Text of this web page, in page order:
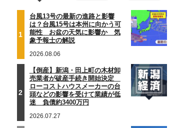
1
台風13号の最新の進路と影響
は？台風15号は本州に向かう可
能性 お盆の天気に影響か 気
象予報士の解説
2026.08.06
2
【倒産】新潟・田上町の木材卸
売業者が破産手続き開始決定
ローコストハウスメーカーの台
頭などの影響を受けて業績が低
迷 負債約3400万円
2026.07.27